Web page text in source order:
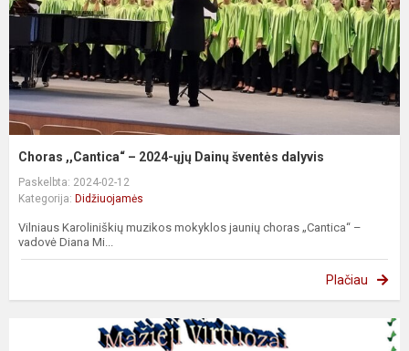
Choras ,,Cantica“ – 2024-ųjų Dainų šventės dalyvis
Paskelbta: 2024-02-12
Kategorija: Didžiuojamės
Vilniaus Karoliniškių muzikos mokyklos jaunių choras „Cantica“ –
vadovė Diana Mi...
Plačiau